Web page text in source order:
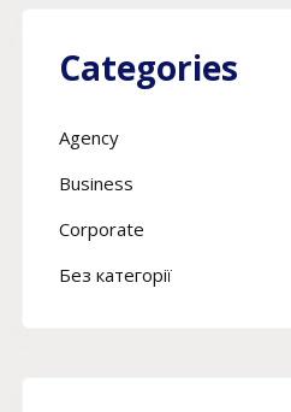
Categories
Agency
Business
Corporate
Без категорії